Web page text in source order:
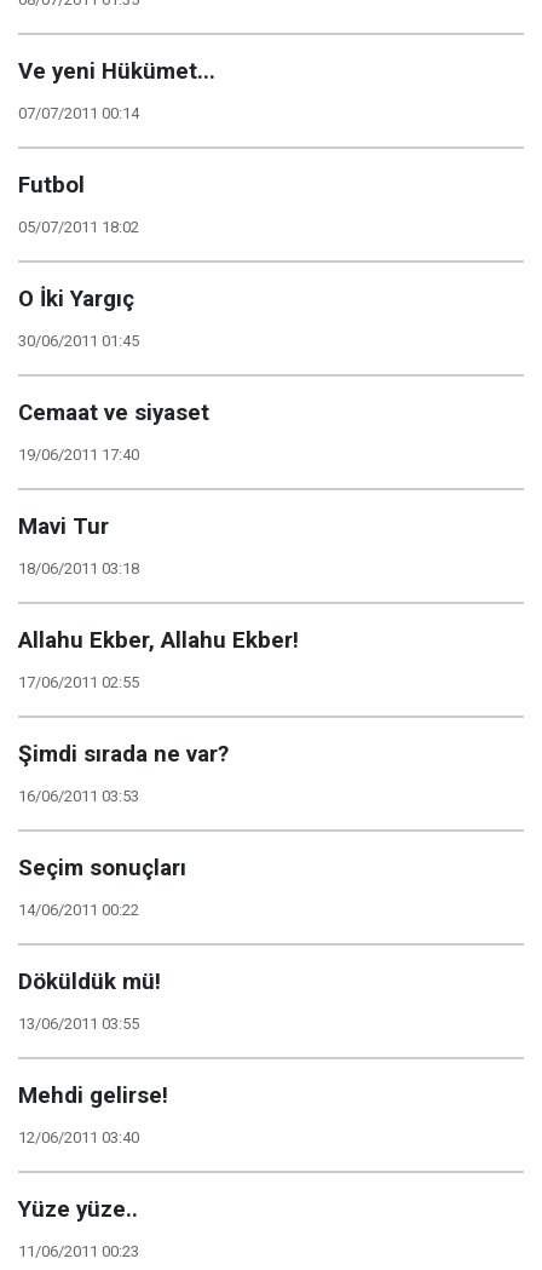
Ve yeni Hükümet...
07/07/2011 00:14
Futbol
05/07/2011 18:02
O İki Yargıç
30/06/2011 01:45
Cemaat ve siyaset
19/06/2011 17:40
Mavi Tur
18/06/2011 03:18
Allahu Ekber, Allahu Ekber!
17/06/2011 02:55
Şimdi sırada ne var?
16/06/2011 03:53
Seçim sonuçları
14/06/2011 00:22
Döküldük mü!
13/06/2011 03:55
Mehdi gelirse!
12/06/2011 03:40
Yüze yüze..
11/06/2011 00:23